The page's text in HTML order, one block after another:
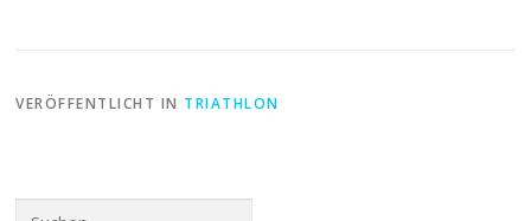
VERÖFFENTLICHT IN TRIATHLON